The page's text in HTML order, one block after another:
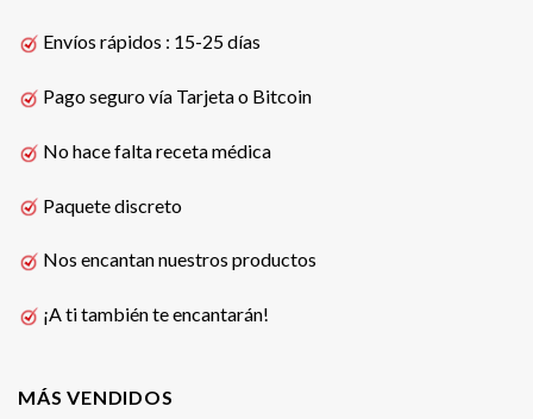
Envíos rápidos : 15-25 días
Pago seguro vía Tarjeta o Bitcoin
No hace falta receta médica
Paquete discreto
Nos encantan nuestros productos
¡A ti también te encantarán!
MÁS VENDIDOS